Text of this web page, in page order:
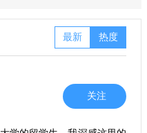
最新 热度
关注